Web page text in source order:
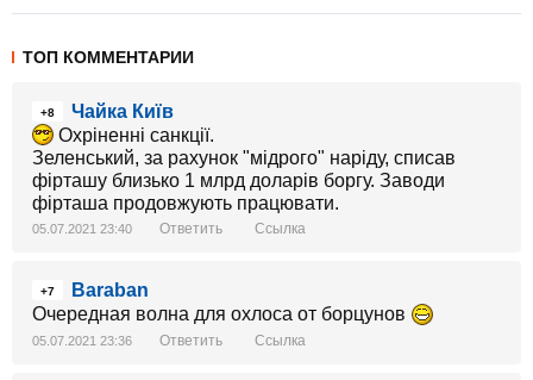
ТОП КОММЕНТАРИИ
+8
Чайка Київ
Охріненні санкції.
Зеленський, за рахунок "мідрого" наріду, списав
фірташу близько 1 млрд доларів боргу. Заводи
фірташа продовжують працювати.
05.07.2021 23:40 Ответить Ссылка
+7
Baraban
Очередная волна для охлоса от борцунов
05.07.2021 23:36 Ответить Ссылка